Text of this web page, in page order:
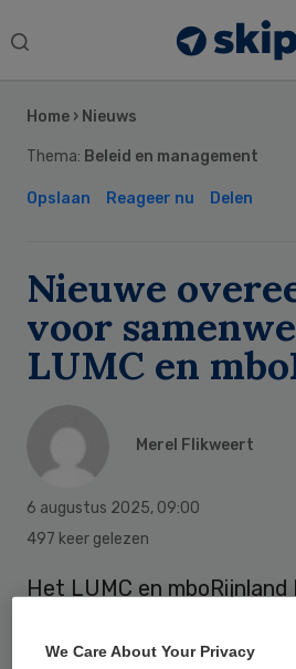
Search
Home › Nieuws
Thema: Beleid en management
Opslaan Reageer nu Delen
Nieuwe
voor
LUMC en
Merel Flikweert
6 augustus 2025, 09:00
497 keer gelezen
Het LUMC en mboRijnland
overeenkomst met
Sidebar
We Care About Your Privacy